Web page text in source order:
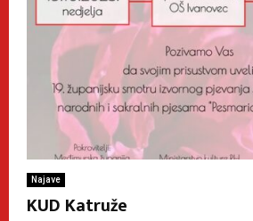
Najave
KUD Katruže